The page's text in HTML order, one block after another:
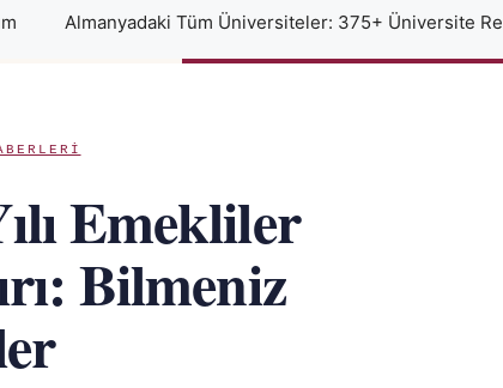
Almanyadaki Tüm Üniversiteler: 375+ Üniversite
Emekliler
Bilmeniz